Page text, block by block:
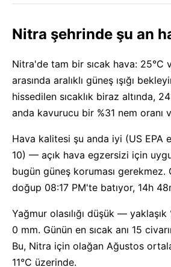
Nitra şehrinde şu an
Nitra'de tam bir sıcak hava: 25°C
arasında aralıklı güneş ışığı
hissedilen sıcaklık biraz altında,
anda kavurucu bir %31 nem oranı
Hava kalitesi şu anda iyi (US EPA
10) — açık hava egzersizi için
bugün güneş koruması
doğup 08:17 PM'te batıyor, 14h
Yağmur olasılığı düşük —
0 mm. Günün en sıcak anı 15
Bu, Nitra için olağan Ağustos
11°C üzerinde.